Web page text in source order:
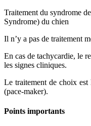
Traitement du syndrome
Syndrome) du chien
Il n’y a pas de traitement
En cas de tachycardie, le
les signes cliniques.
Le traitement de choix est
(pace-maker).
Points importants